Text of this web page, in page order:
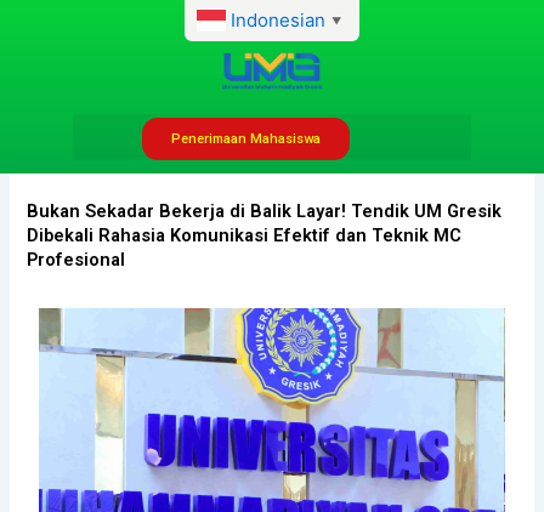
Indonesian ▼
Penerimaan Mahasiswa
Kholidia Ayunaning Juni 24, 2026
Bukan Sekadar Bekerja di Balik Layar! Tendik UM Gresik
Dibekali Rahasia Komunikasi Efektif dan Teknik MC
Profesional